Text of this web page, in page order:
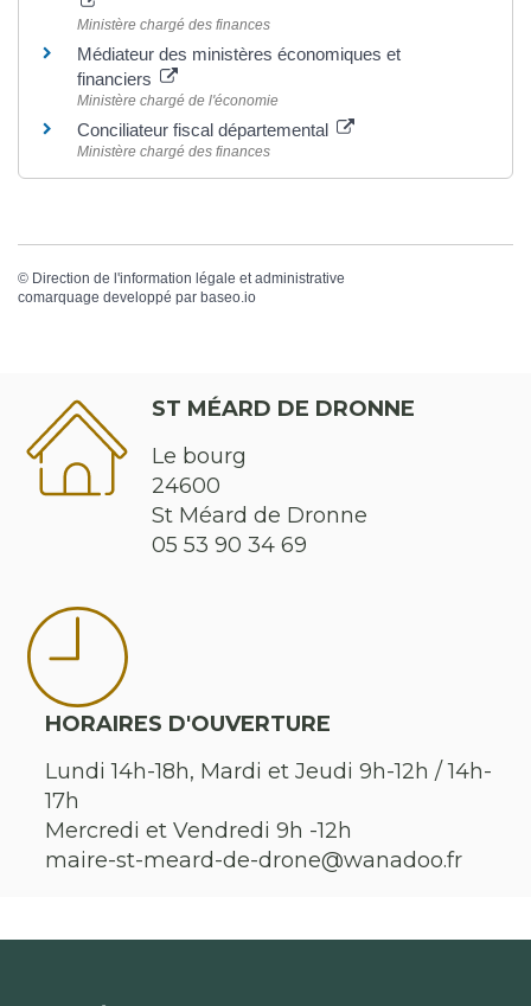
Ministère chargé des finances
Médiateur des ministères économiques et
financiers
Ministère chargé de l'économie
Conciliateur fiscal départemental
Ministère chargé des finances
© Direction de l'information légale et administrative
comarquage developpé par baseo.io
ST MÉARD DE DRONNE
Le bourg
24600
St Méard de Dronne
05 53 90 34 69
HORAIRES D'OUVERTURE
Lundi 14h-18h, Mardi et Jeudi 9h-12h / 14h-
17h
Mercredi et Vendredi 9h -12h
maire-st-meard-de-drone@wanadoo.fr